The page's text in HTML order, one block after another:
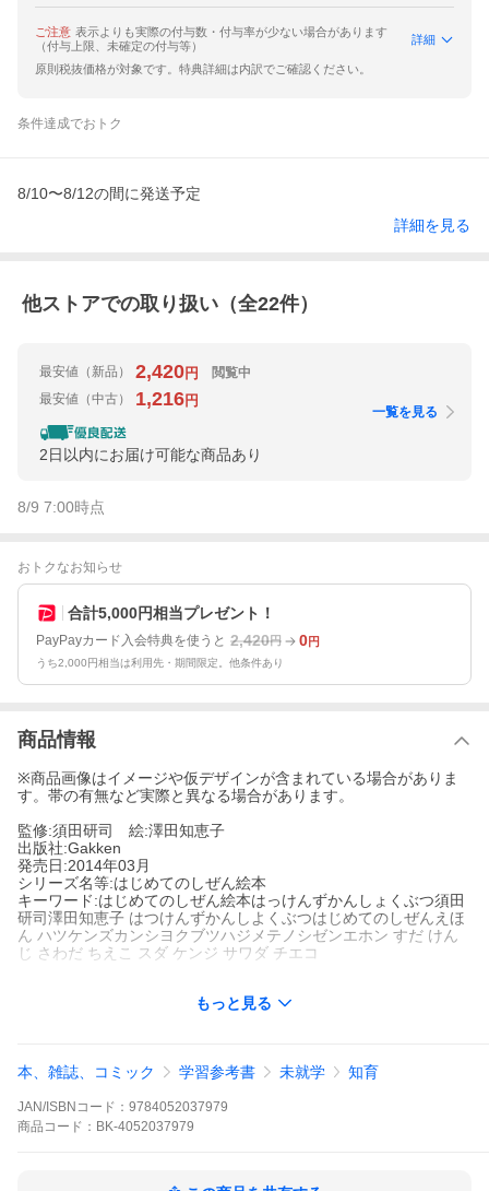
ご注意 表示よりも実際の付与数・付与率が少ない場合があります
（付与上限、未確定の付与等）
詳細
原則税抜価格が対象です。特典詳細は内訳でご確認ください。
条件達成でおトク
8/10〜8/12の間に発送予定
詳細を見る
他ストアでの取り扱い（全22件）
最安値 （新品） 2,420円
閲覧中
最安値 （中古） 1,216円
2日以内にお届け可能な商品あり
一覧を見る
8/9 7:00時点
おトクなお知らせ
合計5,000円相当プレゼント！
PayPayカード入会特典を使うと 2,420円 0円
うち2,000円相当は利用先・期間限定。他条件あり
商品情報
※商品画像はイメージや仮デザインが含まれている場合がありま
す。帯の有無など実際と異なる場合があります。
監修:須田研司 絵:澤田知恵子
出版社:Gakken
発売日:2014年03月
シリーズ名等:はじめてのしぜん絵本
キーワード:はじめてのしぜん絵本はっけんずかんしょくぶつ須田
研司澤田知恵子 はつけんずかんしよくぶつはじめてのしぜんえほ
ん ハツケンズカンシヨクブツハジメテノシゼンエホン すだ けん
じ さわだ ちえこ スダ ケンジ サワダ チエコ
シリーズ名等: はじめてのしぜん絵本
「とびら」を開くと、花の咲き方がわかったり、土の中をのぞけ
たり…。子どもに身近な植物の生長を、たくさんの仕掛けで分か
りやすく紹介。子どもの興味を引き、楽しい「はっけん」ができ
「とびら」を開くと、花の咲き方がわかったり、土の中をのぞけ
もっと見る
本、雑誌、コミック 学習参考書 未就学 知育
JAN/ISBNコード： 9784052037979
商品 コード： BK-4052037979